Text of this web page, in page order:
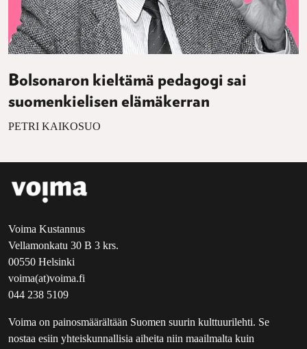
Bolsonaron kieltämä pedagogi sai
suomenkielisen elämäkerran
PETRI KAIKOSUO
Voima Kustannus
Vellamonkatu 30 B 3 krs.
00550 Helsinki
voima(at)voima.fi
044 238 5109
Voima on painosmäärältään Suomen suurin kulttuurilehti. Se
nostaa esiin yhteiskunnallisia aiheita niin maailmalta kuin